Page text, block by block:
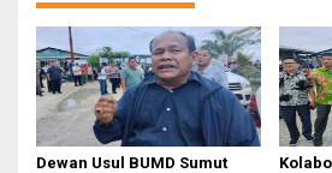
Dewan Usul BUMD Sumut